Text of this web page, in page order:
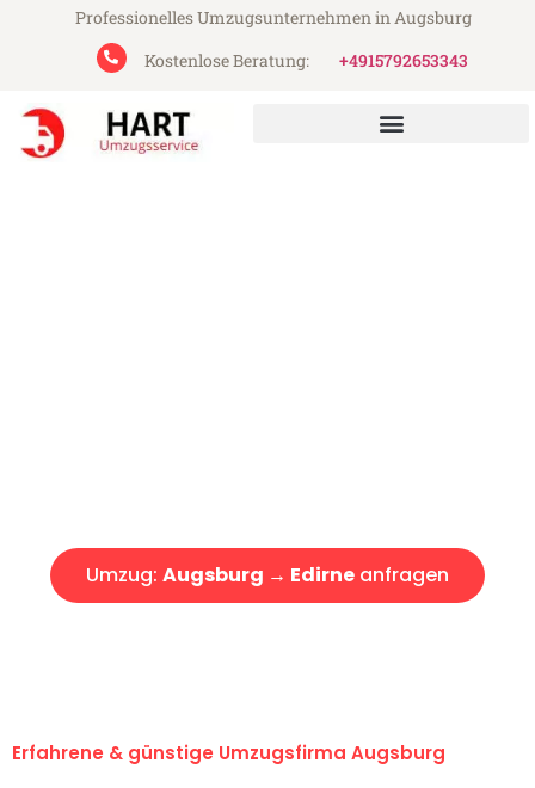
Professionelles Umzugsunternehmen in Augsburg
Kostenlose Beratung:
+4915792653343
Umzug: Augsburg → Edirne anfragen
Erfahrene & günstige Umzugsfirma Augsburg